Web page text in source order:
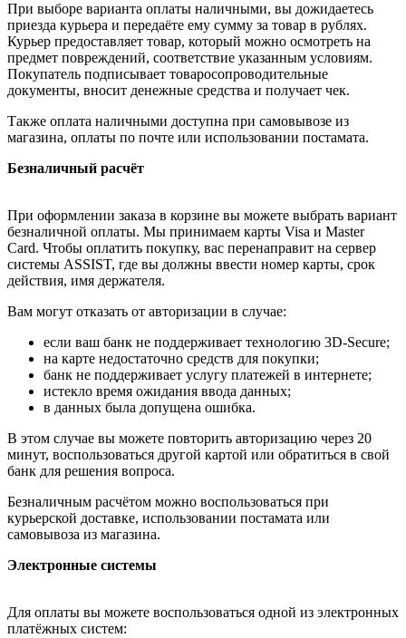
При выборе варианта оплаты наличными, вы дожидаетесь
приезда курьера и передаёте ему сумму за товар в рублях.
Курьер предоставляет товар, который можно осмотреть на
предмет повреждений, соответствие указанным условиям.
Покупатель подписывает товаросопроводительные
документы, вносит денежные средства и получает чек.
Также оплата наличными доступна при самовывозе из
магазина, оплаты по почте или использовании постамата.
Безналичный расчёт
При оформлении заказа в корзине вы можете выбрать вариант
безналичной оплаты. Мы принимаем карты Visa и Master
Card. Чтобы оплатить покупку, вас перенаправит на сервер
системы ASSIST, где вы должны ввести номер карты, срок
действия, имя держателя.
Вам могут отказать от авторизации в случае:
если ваш банк не поддерживает технологию 3D-Secure;
на карте недостаточно средств для покупки;
банк не поддерживает услугу платежей в интернете;
истекло время ожидания ввода данных;
в данных была допущена ошибка.
В этом случае вы можете повторить авторизацию через 20
минут, воспользоваться другой картой или обратиться в свой
банк для решения вопроса.
Безналичным расчётом можно воспользоваться при
курьерской доставке, использовании постамата или
самовывоза из магазина.
Электронные системы
Для оплаты вы можете воспользоваться одной из электронных
платёжных систем: